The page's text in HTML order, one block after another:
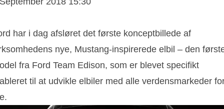
har i dag afsløret det første konceptbillede af
nye, Mustang-inspirerede elbil – den
fra Ford Team Edison, som er blevet specifikt
til at udvikle elbiler med alle verdensmarkeder